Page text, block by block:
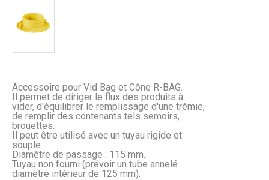
Accessoire pour Vid Bag et Cône R-BAG.
Il permet de diriger le flux des produits à
vider, d'équilibrer le remplissage d'une trémie,
de remplir des contenants tels semoirs,
brouettes.
Il peut être utilisé avec un tuyau rigide et
souple.
Diamètre de passage : 115 mm.
Tuyau non fourni (prévoir un tube annelé
diamètre intérieur de 125 mm).